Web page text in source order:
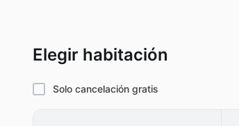
Elegir habitación
Solo cancelación gratis